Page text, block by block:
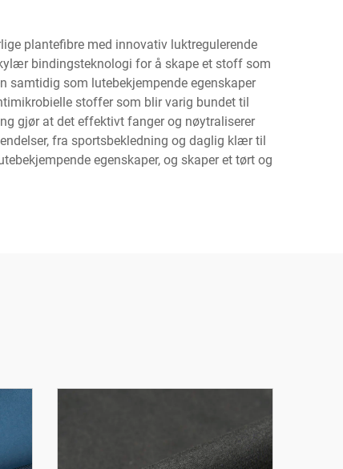
plantefibre med innovativ luktregulerende
bindingsteknologi for å skape et stoff som
samtidig som lutebekjempende egenskaper
stoffer som blir varig bundet til
gjør at det effektivt fanger og nøytraliserer
fra sportsbekledning og daglig klær til
egenskaper, og skaper et tørt og